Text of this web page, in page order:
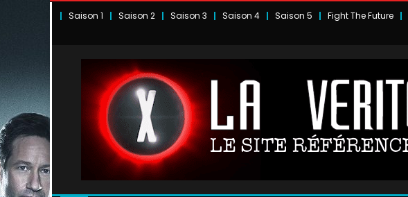
Saison 1 Saison 2 Saison 3 Saison 4 Saison 5 Fight The Future